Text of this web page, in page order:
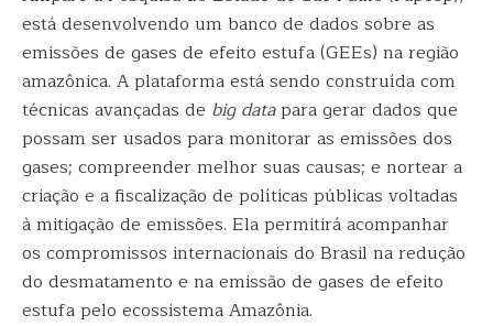
está desenvolvendo um banco de dados sobre as
emissões de gases de efeito estufa (GEEs) na região
amazônica. A plataforma está sendo construída com
técnicas avançadas de big datapara gerar dados que
possam ser usados para monitorar as emissões dos
gases; compreender melhor suas causas; e nortear a
criação e a fiscalização de políticas públicas voltadas
à mitigação de emissões. Ela permitirá acompanhar
os compromissos internacionais do Brasil na redução
do desmatamento e na emissão de gases de efeito
estufa pelo ecossistema Amazônia.